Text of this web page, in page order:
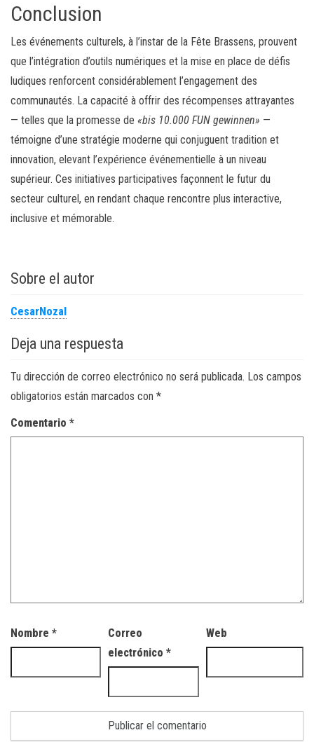
Conclusion
Les événements culturels, à l’instar de la Fête Brassens, prouvent
que l’intégration d’outils numériques et la mise en place de défis
ludiques renforcent considérablement l’engagement des
communautés. La capacité à offrir des récompenses attrayantes
— telles que la promesse de «bis 10.000 FUN gewinnen» —
témoigne d’une stratégie moderne qui conjuguent tradition et
innovation, elevant l’expérience événementielle à un niveau
supérieur. Ces initiatives participatives façonnent le futur du
secteur culturel, en rendant chaque rencontre plus interactive,
inclusive et mémorable.
Sobre el autor
CesarNozal
Deja una respuesta
Tu dirección de correo electrónico no será publicada. Los campos
obligatorios están marcados con *
Comentario *
Nombre *
Correo
electrónico*
Web